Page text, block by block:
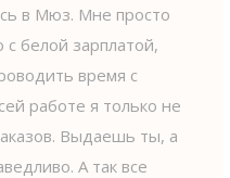
в Мюз. Мне просто
белой зарплатой,
время с
работе я только не
Выдаешь ты, а
А так все